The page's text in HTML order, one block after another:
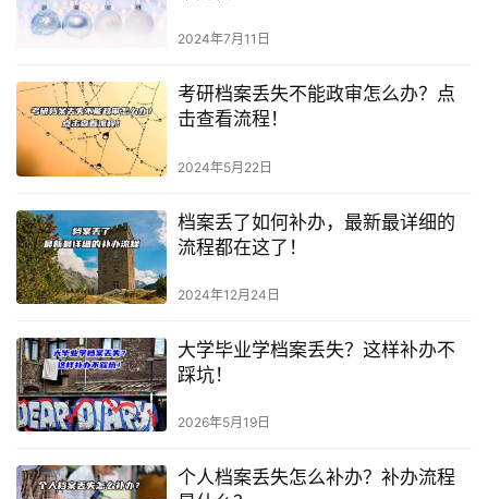
2024年7月11日
考研档案丢失不能政审怎么办？点
击查看流程！
2024年5月22日
档案丢了如何补办，最新最详细的
流程都在这了！
2024年12月24日
大学毕业学档案丢失？这样补办不
踩坑！
2026年5月19日
个人档案丢失怎么补办？补办流程